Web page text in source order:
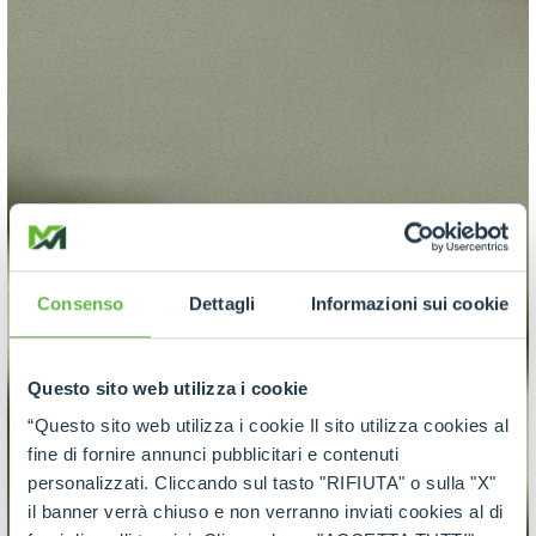
Consenso Dettagli Informazioni sui cookie
Questo sito web utilizza i cookie
“Questo sito web utilizza i cookie Il sito utilizza cookies al
fine di fornire annunci pubblicitari e contenuti
personalizzati. Cliccando sul tasto "RIFIUTA" o sulla "X"
il banner verrà chiuso e non verranno inviati cookies al di